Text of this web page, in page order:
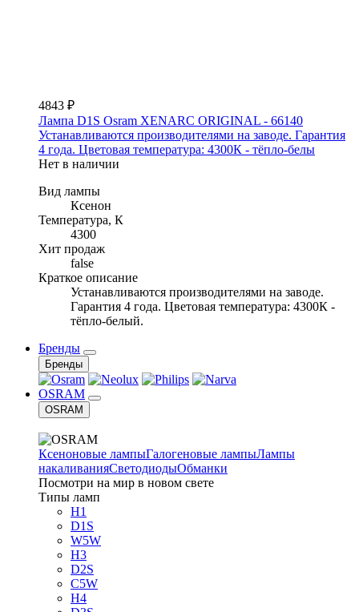
4843 ₽
Лампа D1S Osram XENARC ORIGINAL - 66140
Устанавливаются производителями на заводе. Гарантия
4 года. Цветовая температура: 4300К - тёпло-белы
Нет в наличии
Вид лампы
Ксенон
Температура, К
4300
Хит продаж
false
Краткое описание
Устанавливаются производителями на заводе.
Гарантия 4 года. Цветовая температура: 4300К -
тёпло-белый.
Бренды
Бренды
OSRAM
OSRAM
Ксеноновые лампыГалогеновые лампыЛампы
накаливанияСветодиодыОбманки
Посмотри на мир в новом свете
Типы ламп
H1
D1S
W5W
H3
D2S
C5W
H4